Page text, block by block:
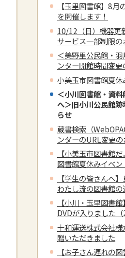
【玉里図書館】8月
を開催します！
10/12（日）機器更
サービス一部制限の
＜美野里公民館・
ンター開館時間変
小美玉市図書館夏休
＜小川図書館・資
へ＞旧小川公民館
らせ
蔵書検索（
ンダーのURL変更
【小美玉市図書館だ
図書館夏休みイベン
【学生の皆さんへ
わたし流の図書館
【小川・玉里図書
DVDが入りました（
十和運送株式会社
贈いただきました
【お子さん連れの